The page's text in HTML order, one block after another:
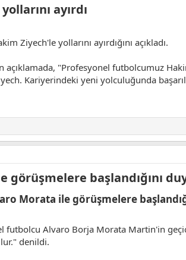
ayırdı​
Ziyech'le yollarını ayırdığını açıkladı.
açıklamada, "Profesyonel futbolcumuz
Kariyerindeki yeni yolculuğunda
görüşmelere başlandığını
Morata ile görüşmelere
futbolcu Alvaro Borja Morata Martin'in
denildi.